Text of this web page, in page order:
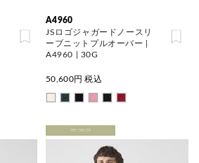
A4960
JSロゴジャガードノースリ
ーブニットプルオーバー |
A4960 | 30G
50,600円 税込
PRE ORDER